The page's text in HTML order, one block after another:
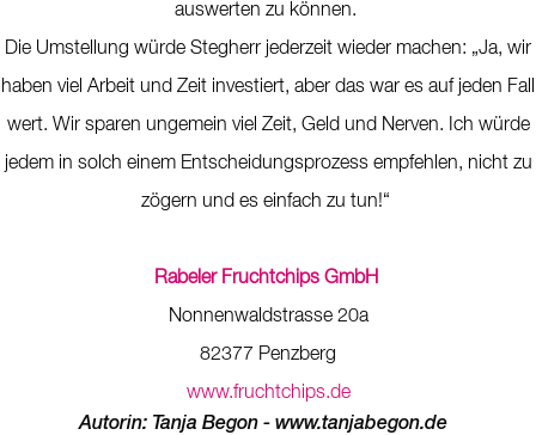
auswerten zu können.
Die Umstellung würde Stegherr jederzeit wieder machen: „Ja, wir
haben viel Arbeit und Zeit investiert, aber das war es auf jeden Fall
wert. Wir sparen ungemein viel Zeit, Geld und Nerven. Ich würde
jedem in solch einem Entscheidungsprozess empfehlen, nicht zu
zögern und es einfach zu tun!“
Rabeler Fruchtchips GmbH
Nonnenwaldstrasse 20a
82377 Penzberg
www.fruchtchips.de
Autorin: Tanja Begon - www.tanjabegon.de